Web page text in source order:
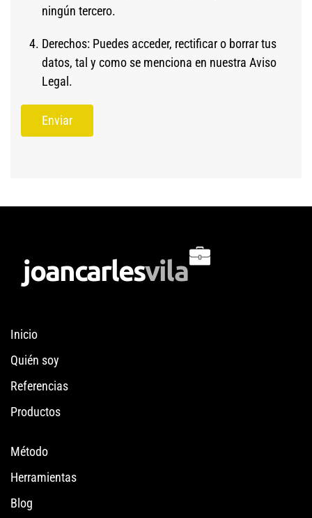
ningún tercero.
Derechos: Puedes acceder, rectificar o borrar tus
datos, tal y como se menciona en nuestra Aviso
Legal .
Inicio
Quién soy
Referencias
Productos
Método
Herramientas
Blog